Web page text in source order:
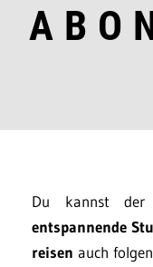
Du kannst der
entspannende
reisen auch